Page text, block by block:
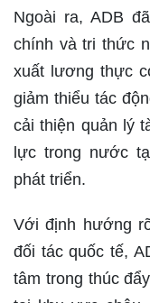
Ngoài ra, ADB
chính và tri thức
xuất lương thực
giảm thiểu tác
cải thiện quản lý
lực trong nước
phát triển.
Với định hướng
đối tác quốc tế,
tâm trong thúc